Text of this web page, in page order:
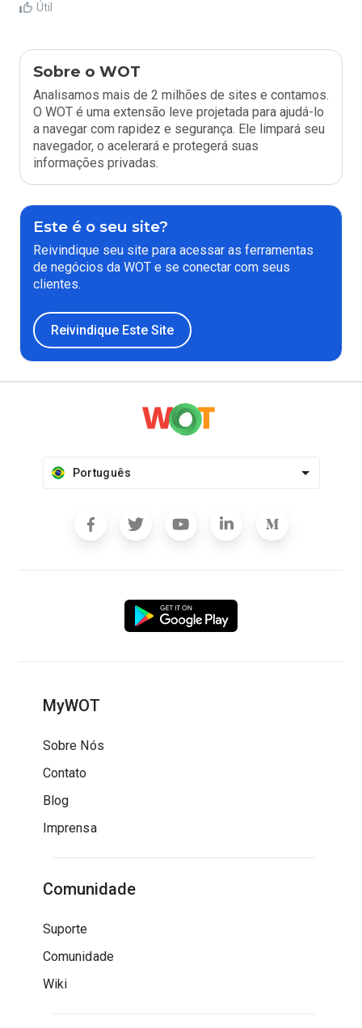
Útil
Sobre o WOT
Analisamos mais de 2 milhões de sites e contamos.
O WOT é uma extensão leve projetada para ajudá-lo
a navegar com rapidez e segurança. Ele limpará seu
navegador, o acelerará e protegerá suas
informações privadas.
Este é o seu site?
Reivindique seu site para acessar as ferramentas
de negócios da WOT e se conectar com seus
clientes.
Reivindique Este Site
Português
MyWOT
Sobre Nós
Contato
Blog
Imprensa
Comunidade
Suporte
Comunidade
Wiki